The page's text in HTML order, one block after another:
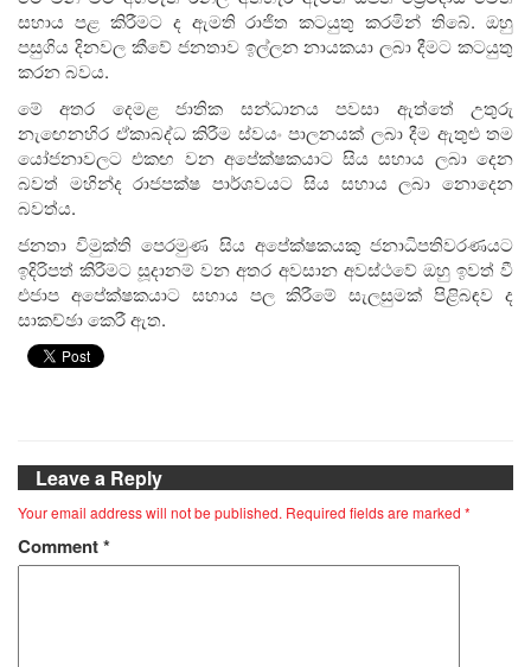
සහාය පළ කිරීමට ද ඇමති රාජිත කටයුතු කරමින් තිබේ. ඔහු
පසුගිය දිනවල කීවේ ජනතාව ඉල්ලන නායකයා ලබා දීමට කටයුතු
කරන බවය.
මේ අතර දෙමළ ජාතික සන්ධානය පවසා ඇත්තේ උතුරු
නැඟෙනහිර ඒකාබද්ධ කිරීම ස්වයං පාලනයක් ලබා දීම ඇතුළු තම
යෝජනාවලට එකඟ වන අපේක්ෂකයාට සිය සහාය ලබා දෙන
බවත් මහින්ද රාජපක්ෂ පාර්ශවයට සිය සහාය ලබා නොදෙන
බවත්ය.
ජනතා විමුක්ති පෙරමුණ සිය අපේක්ෂකයකු ජනාධිපතිවරණයට
ඉදිරිපත් කිරීමට සූදානම් වන අතර අවසාන අවස්ථවේ ඔහු ඉවත් වී
එජාප අපේක්ෂකයාට සහාය පල කිරීමේ සැලසුමක් පිළිබඳව ද
සාකච්ඡා කෙරී ඇත.
Leave a Reply
Your email address will not be published. Required fields are marked *
Comment*